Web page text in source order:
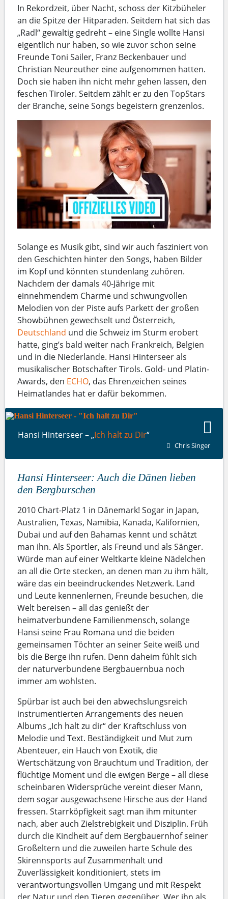
In Rekordzeit, über Nacht, schoss der Kitzbüheler
an die Spitze der Hitparaden. Seitdem hat sich das
„Radl“ gewaltig gedreht – eine Single wollte Hansi
eigentlich nur haben, so wie zuvor schon seine
Freunde Toni Sailer, Franz Beckenbauer und
Christian Neureuther eine aufgenommen hatten.
Doch sie haben ihn nicht mehr gehen lassen, den
feschen Tiroler. Seitdem zählt er zu den TopStars
der Branche, seine Songs begeistern grenzenlos.
Solange es Musik gibt, sind wir auch fasziniert von
den Geschichten hinter den Songs, haben Bilder
im Kopf und könnten stundenlang zuhören.
Nachdem der damals 40-Jährige mit
einnehmendem Charme und schwungvollen
Melodien von der Piste aufs Parkett der großen
Showbühnen gewechselt und Österreich,
Deutschland und die Schweiz im Sturm erobert
hatte, ging’s bald weiter nach Frankreich, Belgien
und in die Niederlande. Hansi Hinterseer als
musikalischer Botschafter Tirols. Gold- und Platin-
Awards, den ECHO, das Ehrenzeichen seines
Heimatlandes hat er dafür bekommen.
Hansi Hinterseer – „Ich halt zu Dir“
Chris Singer
Hansi Hinterseer: Auch die Dänen lieben
den Bergburschen
2010 Chart-Platz 1 in Dänemark! Sogar in Japan,
Australien, Texas, Namibia, Kanada, Kalifornien,
Dubai und auf den Bahamas kennt und schätzt
man ihn. Als Sportler, als Freund und als Sänger.
Würde man auf einer Weltkarte kleine Nädelchen
an all die Orte stecken, an denen man zu ihm hält,
wäre das ein beeindruckendes Netzwerk. Land
und Leute kennenlernen, Freunde besuchen, die
Welt bereisen – all das genießt der
heimatverbundene Familienmensch, solange
Hansi seine Frau Romana und die beiden
gemeinsamen Töchter an seiner Seite weiß und
bis die Berge ihn rufen. Denn daheim fühlt sich
der naturverbundene Bergbauernbua noch
immer am wohlsten.
Spürbar ist auch bei den abwechslungsreich
instrumentierten Arrangements des neuen
Albums „Ich halt zu dir“ der Kraftschluss von
Melodie und Text. Beständigkeit und Mut zum
Abenteuer, ein Hauch von Exotik, die
Wertschätzung von Brauchtum und Tradition, der
flüchtige Moment und die ewigen Berge – all diese
scheinbaren Widersprüche vereint dieser Mann,
dem sogar ausgewachsene Hirsche aus der Hand
fressen. Starrköpfigkeit sagt man ihm mitunter
nach, aber auch Zielstrebigkeit und Disziplin. Früh
durch die Kindheit auf dem Bergbauernhof seiner
Großeltern und die zuweilen harte Schule des
Skirennsports auf Zusammenhalt und
Zuverlässigkeit konditioniert, stets im
verantwortungsvollen Umgang und mit Respekt